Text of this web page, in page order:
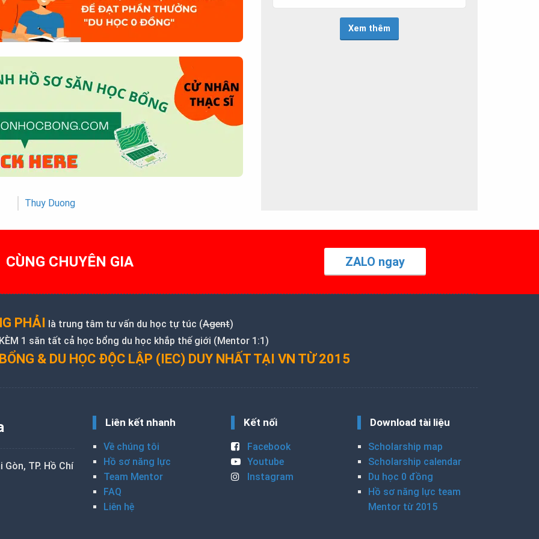
Thuy Duong
Xem thêm
CHUYÊN GIA ZALO ngay
PHẢI là trung tâm tư vấn du học tự túc (Agent)
KÈM 1 săn tất cả học bổng du học khắp thế giới (Mentor 1:1)
& DU HỌC ĐỘC LẬP (IEC) DUY NHẤT TẠI VN TỪ 2015
TP. Hồ Chí
Liên kết nhanh
Về chúng tôi
Hồ sơ năng lực
Team Mentor
FAQ
Liên hệ
Kết nối
Facebook
Youtube
Instagram
Download tài liệu
Scholarship map
Scholarship calendar
Du học 0 đồng
Hồ sơ năng lực team
Mentor từ 2015